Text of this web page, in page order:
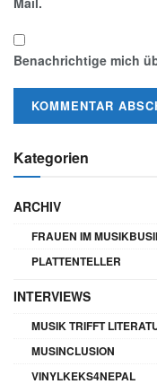
Benachrichtige mich
Kategorien
ARCHIV
FRAUEN IM
PLATTENTELLER
INTERVIEWS
MUSIK TRIFFT
MUSINCLUSION
VINYLKEKS4NEPAL